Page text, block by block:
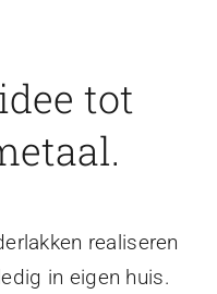
tot
realiseren
in eigen huis.